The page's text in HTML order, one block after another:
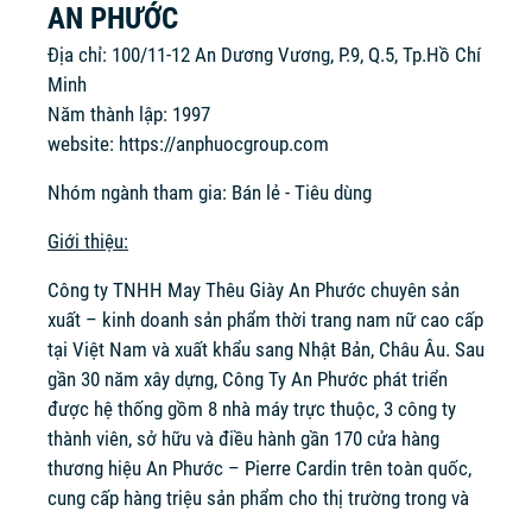
AN PHƯỚC
Địa chỉ: 100/11-12 An Dương Vương, P.9, Q.5, Tp.Hồ Chí
Minh
Năm thành lập: 1997
website: https://anphuocgroup.com
Nhóm ngành tham gia: Bán lẻ - Tiêu dùng
Giới thiệu:
Công ty TNHH May Thêu Giày An Phước chuyên sản
xuất – kinh doanh sản phẩm thời trang nam nữ cao cấp
tại Việt Nam và xuất khẩu sang Nhật Bản, Châu Âu. Sau
gần 30 năm xây dựng, Công Ty An Phước phát triển
được hệ thống gồm 8 nhà máy trực thuộc, 3 công ty
thành viên, sở hữu và điều hành gần 170 cửa hàng
thương hiệu An Phước – Pierre Cardin trên toàn quốc,
cung cấp hàng triệu sản phẩm cho thị trường trong và